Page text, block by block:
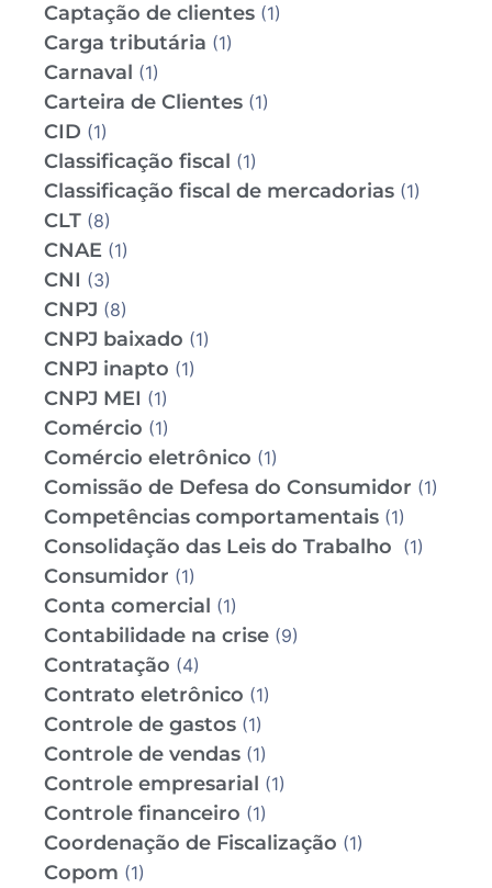
Captação de clientes (1)
Carga tributária (1)
Carnaval (1)
Carteira de Clientes (1)
CID (1)
Classificação fiscal (1)
Classificação fiscal de mercadorias (1)
CLT (8)
CNAE (1)
CNI (3)
CNPJ (8)
CNPJ baixado (1)
CNPJ inapto (1)
CNPJ MEI (1)
Comércio (1)
Comércio eletrônico (1)
Comissão de Defesa do Consumidor (1)
Competências comportamentais (1)
Consolidação das Leis do Trabalho (1)
Consumidor (1)
Conta comercial (1)
Contabilidade na crise (9)
Contratação (4)
Contrato eletrônico (1)
Controle de gastos (1)
Controle de vendas (1)
Controle empresarial (1)
Controle financeiro (1)
Coordenação de Fiscalização (1)
Copom (1)